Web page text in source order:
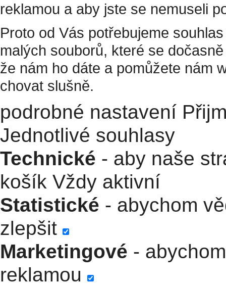
reklamou a aby jste se nemuseli
Proto od Vás potřebujeme
malých souborů, které se
že nám ho dáte a pomůžete nám
chovat slušně.
podrobné nastavení
Jednotlivé souhlasy
Technické - aby naše
košík Vždy aktivní
Statistické - abychom
zlepšit
Marketingové -
reklamou